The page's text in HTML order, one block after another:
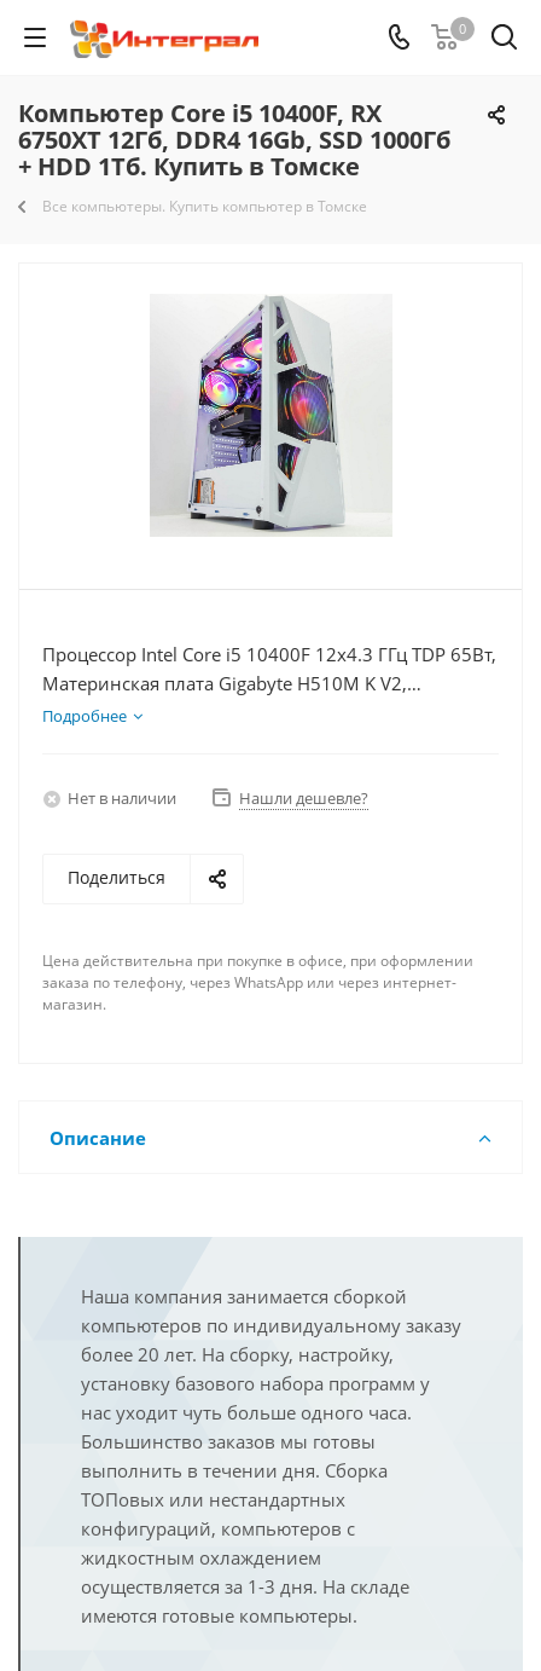
0
Компьютер Core i5 10400F, RX
6750XT 12Гб, DDR4 16Gb, SSD 1000Гб
+ HDD 1Тб. Купить в Томске
Все компьютеры. Купить компьютер в Томске
Процессор Intel Core i5 10400F 12x4.3 ГГц TDP 65Вт,
Материнская плата Gigabyte H510M K V2,
Видеокарта RX 6750XT 12Гб, Память DDR4 16Gb,
Подробнее
Нет в наличии Нашли дешевле?
Поделиться
Цена действительна при покупке в офисе, при оформлении
заказа по телефону, через WhatsApp или через интернет-
магазин.
Описание
Наша компания занимается сборкой
компьютеров по индивидуальному заказу
более 20 лет. На сборку, настройку,
установку базового набора программ у
нас уходит чуть больше одного часа.
Большинство заказов мы готовы
выполнить в течении дня. Сборка
ТОПовых или нестандартных
конфигураций, компьютеров с
жидкостным охлаждением
осуществляется за 1-3 дня. На складе
имеются готовые компьютеры.